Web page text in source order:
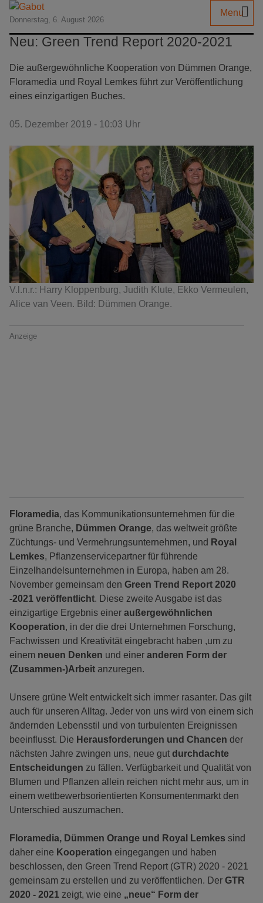
Donnerstag, 6. August 2026
Menu
Neu: Green Trend Report 2020-2021
Die außergewöhnliche Kooperation von Dümmen Orange,
Floramedia und Royal Lemkes führt zur Veröffentlichung
eines einzigartigen Buches.
05. Dezember 2019 - 10:03 Uhr
V.l.n.r.: Harry Kloppenburg, Judith Klute, Ekko Vermeulen,
Alice van Veen. Bild: Dümmen Orange.
Anzeige
Floramedia, das Kommunikationsunternehmen für die
grüne Branche, Dümmen Orange, das weltweit größte
Züchtungs- und Vermehrungsunternehmen, und Royal
Lemkes, Pflanzenservicepartner für führende
Einzelhandelsunternehmen in Europa, haben am 28.
November gemeinsam den Green Trend Report 2020
-2021 veröffentlicht. Diese zweite Ausgabe ist das
einzigartige Ergebnis einer außergewöhnlichen
Kooperation, in der die drei Unternehmen Forschung,
Fachwissen und Kreativität eingebracht haben ,um zu
einem neuen Denken und einer anderen Form der
(Zusammen-)Arbeit anzuregen.
Unsere grüne Welt entwickelt sich immer rasanter. Das gilt
auch für unseren Alltag. Jeder von uns wird von einem sich
ändernden Lebensstil und von turbulenten Ereignissen
beeinflusst. Die Herausforderungen und Chancen der
nächsten Jahre zwingen uns, neue gut durchdachte
Entscheidungen zu fällen. Verfügbarkeit und Qualität von
Blumen und Pflanzen allein reichen nicht mehr aus, um in
einem wettbewerbsorientierten Konsumentenmarkt den
Unterschied auszumachen.
Floramedia, Dümmen Orange und Royal Lemkes sind
daher eine Kooperation eingegangen und haben
beschlossen, den Green Trend Report (GTR) 2020 - 2021
gemeinsam zu erstellen und zu veröffentlichen. Der GTR
2020 - 2021 zeigt, wie eine „neue“ Form der